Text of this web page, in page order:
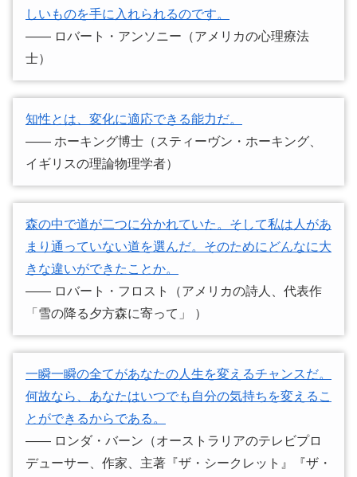
しいものを手に入れられるのです。
―― ロバート・アンソニー（アメリカの心理療法
士）
知性とは、変化に適応できる能力だ。
―― ホーキング博士（スティーヴン・ホーキング、
イギリスの理論物理学者）
森の中で道が二つに分かれていた。そして私は人があ
まり通っていない道を選んだ。そのためにどんなに大
きな違いができたことか。
―― ロバート・フロスト（アメリカの詩人、代表作
「雪の降る夕方森に寄って」 ）
一瞬一瞬の全てがあなたの人生を変えるチャンスだ。
何故なら、あなたはいつでも自分の気持ちを変えるこ
とができるからである。
―― ロンダ・バーン（オーストラリアのテレビプロ
デューサー、作家、主著『ザ・シークレット』『ザ・